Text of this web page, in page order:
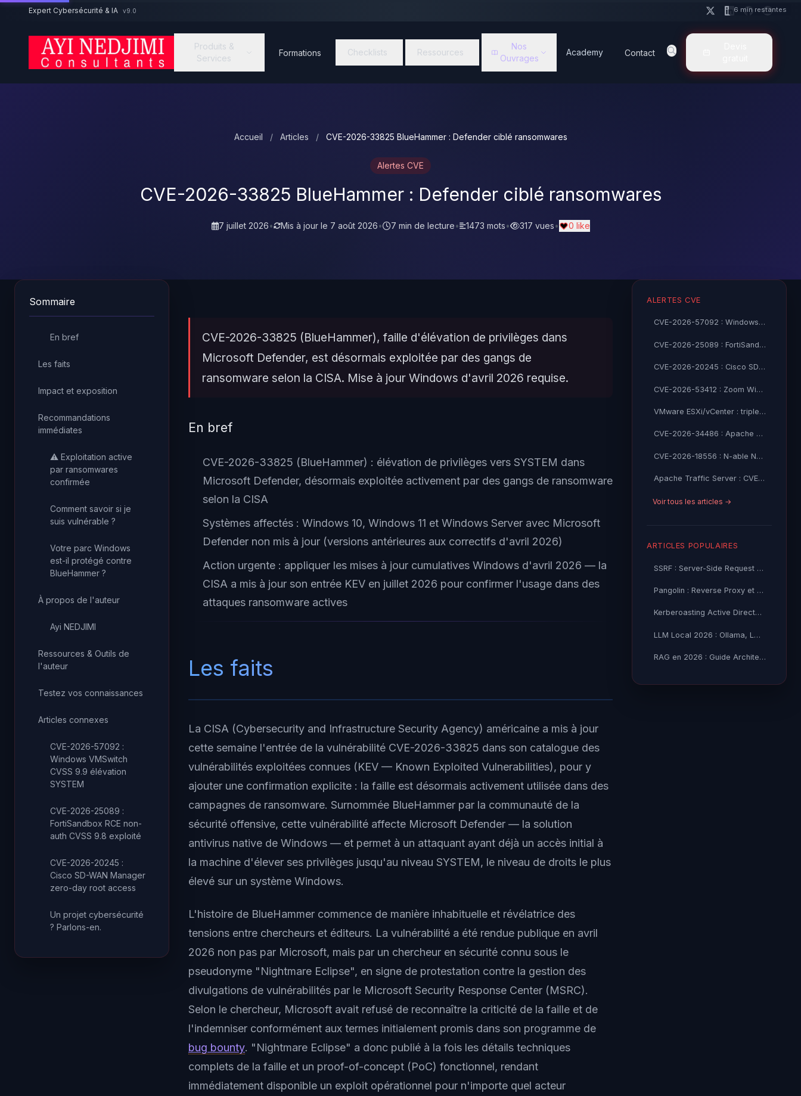
Aller au contenu principal
Expert Cybersécurité & IA v9.0
Produits &
Services
Formations Checklists Ressources
Nos
Ouvrages
Academy Contact
Accueil / Articles / CVE-2026-33825 BlueHammer : Defender ciblé ransomwares
Alertes CVE
CVE-2026-33825 BlueHammer : Defender ciblé ransomwares
7 juillet 2026• Mis à jour le 7 août 2026• 7 min de lecture• 1473 mots• 317 vues• 0 like
Sommaire
En bref
Les faits
Impact et exposition
Recommandations
immédiates
⚠️ Exploitation active
par ransomwares
confirmée
Comment savoir si je
suis vulnérable ?
Votre parc Windows
est-il protégé contre
BlueHammer ?
À propos de l'auteur
Ayi NEDJIMI
Ressources & Outils de
l'auteur
Testez vos connaissances
Articles connexes
CVE-2026-57092 :
Windows VMSwitch
CVSS 9.9 élévation
SYSTEM
CVE-2026-25089 :
FortiSandbox RCE non-
auth CVSS 9.8 exploité
CVE-2026-20245 :
Cisco SD-WAN Manager
zero-day root access
Un projet cybersécurité
? Parlons-en.
CVE-2026-33825 (BlueHammer), faille d'élévation de privilèges dans
Microsoft Defender, est désormais exploitée par des gangs de
ransomware selon la CISA. Mise à jour Windows d'avril 2026 requise.
En bref
CVE-2026-33825 (BlueHammer) : élévation de privilèges vers SYSTEM dans
Microsoft Defender, désormais exploitée activement par des gangs de ransomware
selon la CISA
Systèmes affectés : Windows 10, Windows 11 et Windows Server avec Microsoft
Defender non mis à jour (versions antérieures aux correctifs d'avril 2026)
Action urgente : appliquer les mises à jour cumulatives Windows d'avril 2026 — la
CISA a mis à jour son entrée KEV en juillet 2026 pour confirmer l'usage dans des
attaques ransomware actives
Les faits
La CISA (Cybersecurity and Infrastructure Security Agency) américaine a mis à jour
cette semaine l'entrée de la vulnérabilité CVE-2026-33825 dans son catalogue des
vulnérabilités exploitées connues (KEV — Known Exploited Vulnerabilities), pour y
ajouter une confirmation explicite : la faille est désormais activement utilisée dans des
campagnes de ransomware. Surnommée BlueHammer par la communauté de la
sécurité offensive, cette vulnérabilité affecte Microsoft Defender — la solution
antivirus native de Windows — et permet à un attaquant ayant déjà un accès initial à
la machine d'élever ses privilèges jusqu'au niveau SYSTEM, le niveau de droits le plus
élevé sur un système Windows.
L'histoire de BlueHammer commence de manière inhabituelle et révélatrice des
tensions entre chercheurs et éditeurs. La vulnérabilité a été rendue publique en avril
2026 non pas par Microsoft, mais par un chercheur en sécurité connu sous le
pseudonyme "Nightmare Eclipse", en signe de protestation contre la gestion des
divulgations de vulnérabilités par le Microsoft Security Response Center (MSRC).
Selon le chercheur, Microsoft avait refusé de reconnaître la criticité de la faille et de
l'indemniser conformément aux termes initialement promis dans son programme de
bug bounty. "Nightmare Eclipse" a donc publié à la fois les détails techniques
complets de la faille et un proof-of-concept (PoC) fonctionnel, rendant
immédiatement disponible un exploit opérationnel pour n'importe quel acteur
ALERTES CVE
CVE-2026-57092 : Windows VMSwitch CVSS 9.9 élévation SYSTEM
CVE-2026-25089 : FortiSandbox RCE non-auth CVSS 9.8 exploité
CVE-2026-20245 : Cisco SD-WAN Manager zero-day root access
CVE-2026-53412 : Zoom Windows prise de compte CVSS 9.8
VMware ESXi/vCenter : triple faille critique CVE-2026-59309/47876
CVE-2026-34486 : Apache Tomcat RCE via EncryptInterceptor – CISA KEV
CVE-2026-18556 : N-able N-central prise de contrôle admin — CISA KEV
Apache Traffic Server : CVE-2026-58154/58155/58161 CVSS 9.2 critiques
Voir tous les articles →
ARTICLES POPULAIRES
SSRF : Server-Side Request Forgery — Exploitation Avancée
Pangolin : Reverse Proxy et Tunnel Self-Hosted — Guide
Kerberoasting Active Directory : Attaque et Défense 2026
LLM Local 2026 : Ollama, LM Studio ou vLLM — Quel Outil selon
RAG en 2026 : Guide Architecture, Vectorisation & Chunking
6 min restantes